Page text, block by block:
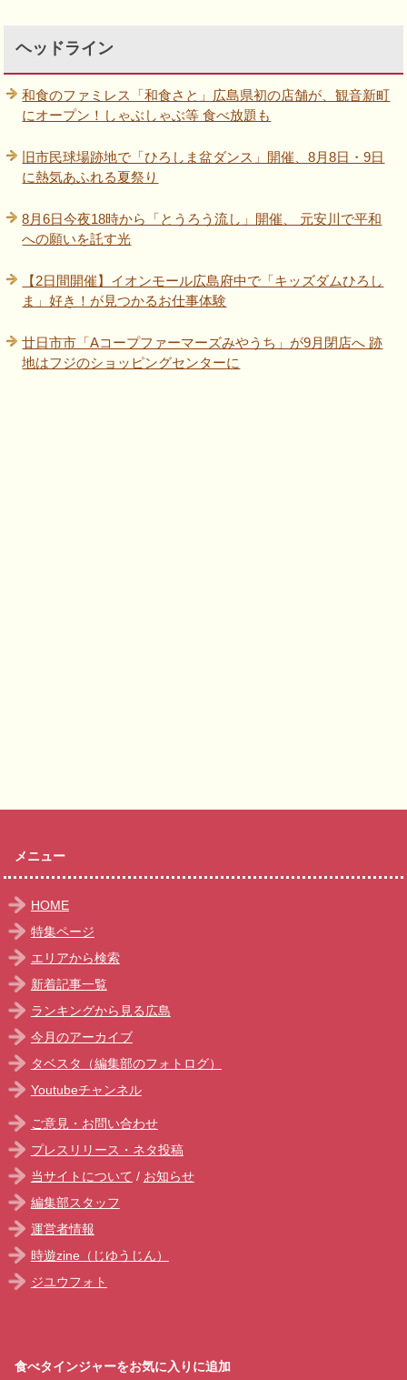
ヘッドライン
和食のファミレス「和食さと」広島県初の店舗が、観音新町
にオープン！しゃぶしゃぶ等 食べ放題も
旧市民球場跡地で「ひろしま盆ダンス」開催、8月8日・9日
に熱気あふれる夏祭り
8月6日今夜18時から「とうろう流し」開催、 元安川で平和
への願いを託す光
【2日間開催】イオンモール広島府中で「キッズダムひろし
ま」好き！が見つかるお仕事体験
廿日市市「Aコープファーマーズみやうち」が9月閉店へ 跡
地はフジのショッピングセンターに
メニュー
HOME
特集ページ
エリアから検索
新着記事一覧
ランキングから見る広島
今月のアーカイブ
タベスタ（編集部のフォトログ）
Youtubeチャンネル
ご意見・お問い合わせ
プレスリリース・ネタ投稿
当サイトについて / お知らせ
編集部スタッフ
運営者情報
時遊zine（じゆうじん）
ジユウフォト
食べタインジャーをお気に入りに追加